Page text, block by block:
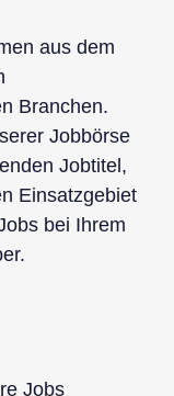
aus dem
Branchen.
Jobbörse
Jobtitel,
Einsatzgebiet
bei Ihrem
Jobs